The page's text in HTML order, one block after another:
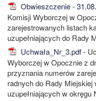
Obwieszczenie -
Komisji Wyborczej w
zarejestrowanych listach
uzupełniających do Rady
Uchwała_Nr_3.pdf-
Wyborczej w Opocznie z
przyznania numerów
radnych do Rady
uzupełniających w okręgu